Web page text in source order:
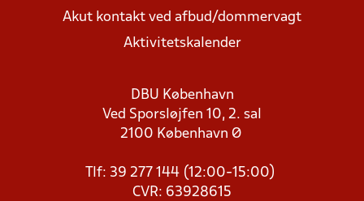
Akut kontakt ved afbud/dommervagt
Aktivitetskalender
DBU København
Ved Sporsløjfen 10, 2. sal
2100 København Ø
Tlf: 39 277 144 (12:00-15:00)
CVR: 63928615